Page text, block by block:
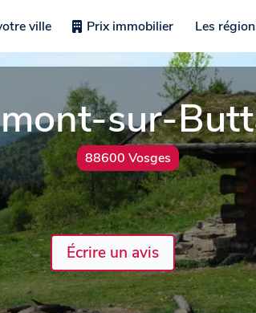
ville Prix immobilier Les
sur-
88600 Vosges
Écrire un avis